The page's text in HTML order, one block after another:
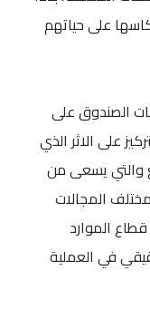
على حياتهم
الصندوق على
على الاثر الذي
والتي يسعى من
المجالات
الموارد
في العملية